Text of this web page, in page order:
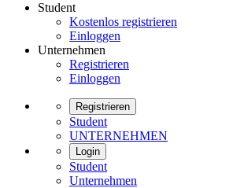
Student
Kostenlos registrieren
Einloggen
Unternehmen
Registrieren
Einloggen
Registrieren
Student
UNTERNEHMEN
Login
Student
Unternehmen